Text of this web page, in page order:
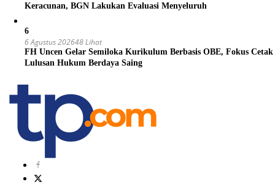
Keracunan, BGN Lakukan Evaluasi Menyeluruh
6
6 Agustus 202648 Lihat
FH Uncen Gelar Semiloka Kurikulum Berbasis OBE, Fokus Cetak
Lulusan Hukum Berdaya Saing